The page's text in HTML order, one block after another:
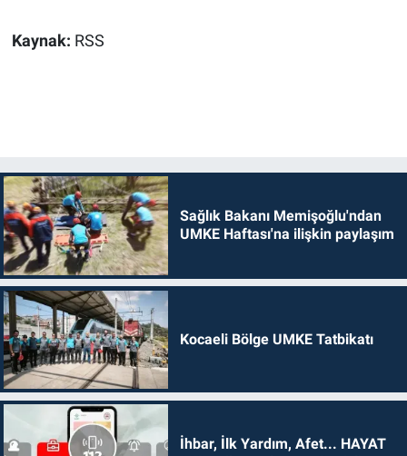
Kaynak: RSS
Sağlık Bakanı Memişoğlu'ndan
UMKE Haftası'na ilişkin paylaşım
Kocaeli Bölge UMKE Tatbikatı
İhbar, İlk Yardım, Afet... HAYAT